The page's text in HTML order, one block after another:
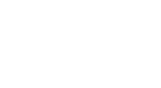
de metais:
rebarbas e
liso e